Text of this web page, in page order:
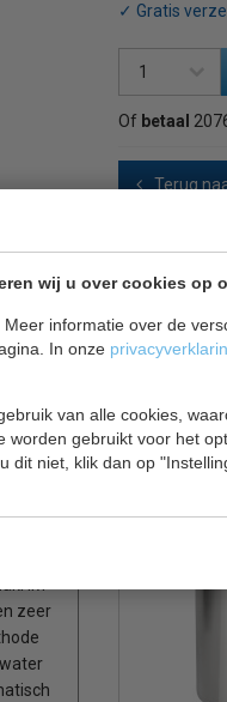
wij u over cookies op
informatie over de
In onze
van alle cookies,
worden gebruikt voor het
dit niet, klik dan op
✓ Gratis
Of betaal
Terug
heeft
de
IM
zeer